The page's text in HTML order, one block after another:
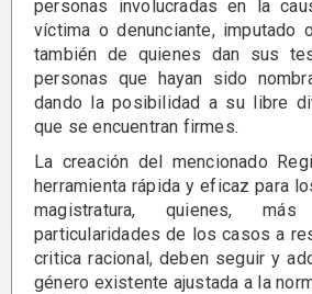
personas involucradas en la
víctima o denunciante, imputado
también de quienes dan sus
personas que hayan sido
dando la posibilidad a su libre
que se encuentran firmes.
La creación del mencionado
herramienta rápida y eficaz para
magistratura, quienes,
particularidades de los casos a
critica racional, deben seguir y
género existente ajustada a la